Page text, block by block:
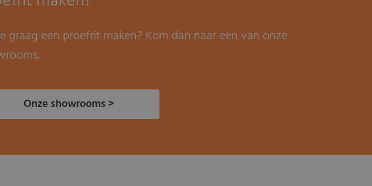
graag een proefrit maken? Kom dan naar een van onze
Onze showrooms >